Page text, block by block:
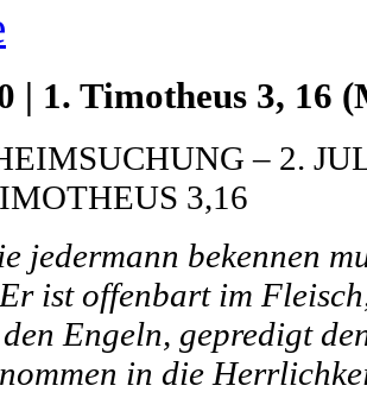
| 1. Timotheus 3, 16
– 2.
3,16
jedermann bekennen
ist offenbart im
Engeln, gepredigt
in die